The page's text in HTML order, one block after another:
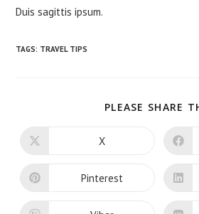
Duis sagittis ipsum.
TAGS: TRAVEL TIPS
PLEASE SHARE
X
Pinterest